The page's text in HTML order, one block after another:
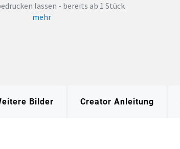
lassen - bereits ab 1 Stück
mehr
Bilder Creator Anleitung